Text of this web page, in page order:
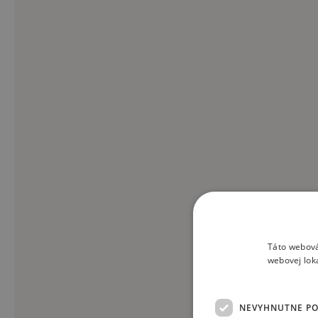
Táto
webovej
NEVYHNUTNE